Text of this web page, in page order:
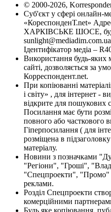
© 2000-2026,
Суб'єкт у сфері онлайн-
«КореспонденТ.net»
ХАРКІВСЬКЕ ШОСЕ,
sunlight@mediadim.com.ua
Ідентифікатор медіа –
Використання будь-яких
сайті, дозволяється за
Корреспондент.net.
При копіюванні
і світу» , для інтернет -
відкрите для пошукових
Посилання має бути
повного або часткового
Гіперпосилання ( для
розміщена в
матеріалу.
Новини з позначками
"Регіони", "Гроші",
"Спецпроекти", "Промо"
реклами.
Розділ Спецпроекти
комерційними